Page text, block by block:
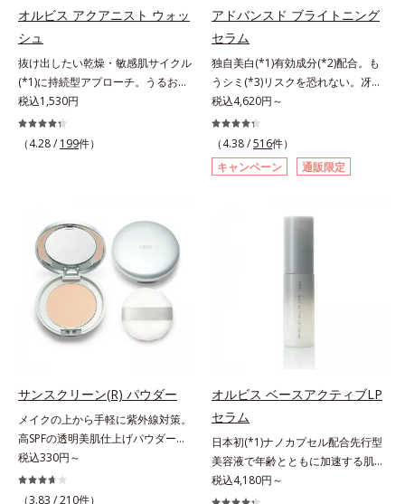
指します。無油分・無着色・無香
不使用(*5)・パラベンフリー、6つ
のフリー処方で徹底的に肌に寄り添
います。*1 乾燥と敏感をくり返す
こと*2 敏感肌対象連用テスト済
（すべての方のお肌に合うというこ
とではありません）*3 乾燥して敏
へ導く保湿成分、植物由来アミノ酸
（エルゴチオネイン）配合＝肌を整
え、すこやかに保つ保湿成分、微生
物由来アミノ酸（エクトイン）配合
＝乱れた角層にうるおいを与え、肌
荒れを防ぐ保湿成分*5 ウォッシュ
を除くLM＝さっぱり高保湿タイプ
指します。無油分・無着色・無香
不使用(*5)・パラベンフリー、6つ
のフリー処方で徹底的に肌に寄り添
います。*1 乾燥と敏感をくり返す
こと*2 敏感肌対象連用テスト済
（すべての方のお肌に合うというこ
とではありません）*3 乾燥して敏
感に感じやすい状態のこと*4 発酵
へ導く保湿成分、植物由来アミノ酸
物由来アミノ酸（エクトイン）配合
＝乱れた角層にうるおいを与え、肌
荒れを防ぐ保湿成分*5 ウォッシュ
を除くLM＝さっぱり高保湿タイプ
（脂性肌～普通肌）RM＝しっとり
オルビス アクアニスト ウォッ
シュ
抜け出したい乾燥・敏感肌サイクル
(*1)に持続型アプローチ。うるおい
を追求した敏感肌用保湿スキンケア
(*2)。うるおいを逃し、刺激を受け
やすい角層の“乾燥敏感スランプ
敏感スランプの原因にアプローチす
る持続型トリプルアミノ酸(*4)を配
合。もともと体内にあるアミノ酸は
異物として排出されにくく、肌にと
どまってうるおいを蓄えてくれま
す。刺激を受けやすくなった角層を
うるおいで満たし、脱・敏感肌を目
料・アルコールフリー・パラベンフ
リーで、徹底的に肌に寄り添いま
す。*1 乾燥と敏感をくり返すこと
*2 敏感肌対象連用テスト済（すべ
ての方のお肌に合うということでは
ありません）*3 乾燥して敏感に感
じやすい状態のこと*4 発酵アミノ
税込1,530円
（4.28 / 199件）
アドバンスド ブライトニング
セラム
独自美白(*1)有効成分(*2)配合。も
うシミ(*3)リスクを恐れない。冴え
わたる透明美肌(*4)へ。先端肌科学
が導く、透明感あふれる輝き(*4)
へ。今の自分の肌も未来の肌もあき
らめない、自分史上最高の冴えわた
る透明美肌(*4)を目指すには、美肌
ミを予防するお手入れを続けること
(*1)有効成分「m-ピクセノール（デ
クスパンテノールW）」を配合。シ
ミの原因になると考えられる“メラ
ニンの塊”を居座らせない(*1)、粉砕
と排出サポート(*5)の2ステップで
カスを防ぎます。さらに、「アルテ
アネスレ(*6)」を配合し、うるおい
に満ちた自分本来の澄み渡るような
透明感を目指します。手に取った
時、なじませた時、後肌、と3段階
に変化するテクスチャーは、肌にす
ばやくなじみ、毎日の美白ケアを楽
税込4,620円～
（4.38 /516件）
キャンペーン
通販限定
サンスクリーン(R) パウダー
メイクの上から手軽に紫外線対策。
高SPFの透明美肌仕上げパウダー。
メイクの上から手を汚さずに紫外線
対策ができるUVカットパウダーで
す。“素肌のようななめらかな軽
税込330円～
（3.83 /210件）
オルビス ベースアクティブLP
セラム
日本初(*1)ナノカプセル配合先行型
美容液で年齢とともに加速する肌悩
み(*2)にブレーキを。スキンケアの
打ち止め感に。年齢とともに加速す
税込4,180円～